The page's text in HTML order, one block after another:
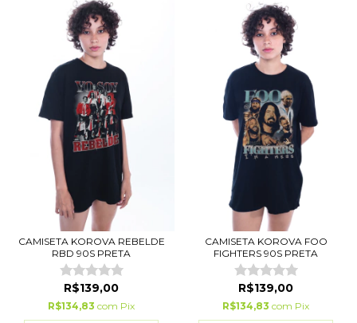
CAMISETA KOROVA REBELDE
RBD 90S PRETA
R$139,00
R$134,83 com Pix
CAMISETA KOROVA FOO
FIGHTERS 90S PRETA
R$139,00
R$134,83 com Pix